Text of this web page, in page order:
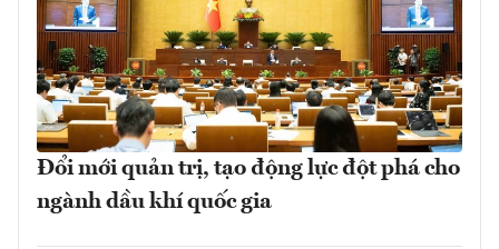
Đổi mới quản trị, tạo động lực đột phá cho
ngành dầu khí quốc gia